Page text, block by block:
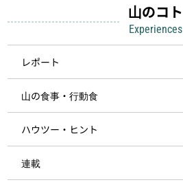
山のコト
Experiences
レポート
山の食事・行動食
ハウツー・ヒント
連載